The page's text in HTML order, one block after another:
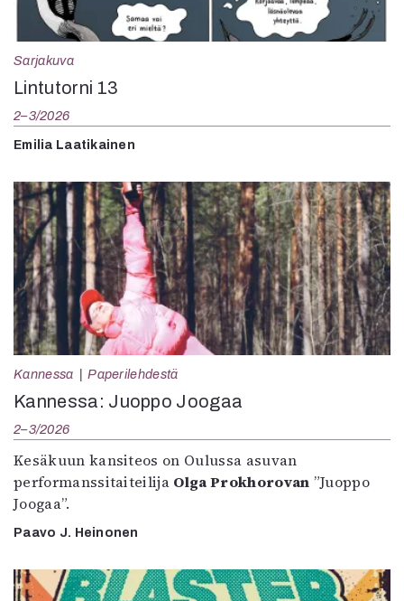
Sarjakuva
Lintutorni 13
2–3/2026
Emilia Laatikainen
Kannessa Paperilehdestä
Kannessa: Juoppo Joogaa
2–3/2026
Kesäkuun kansiteos on Oulussa asuvan
performanssitaiteilija Olga Prokhorovan ”Juoppo
Joogaa”.
Paavo J. Heinonen